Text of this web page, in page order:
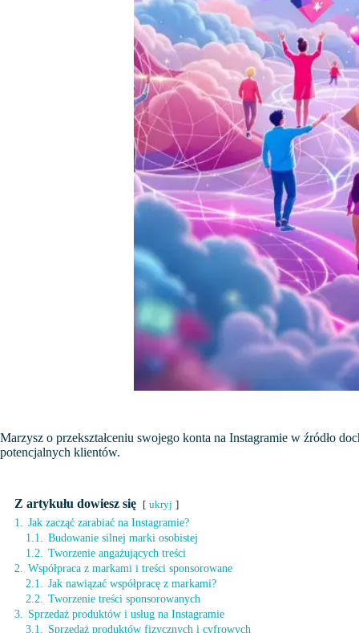
Marzysz o przekształceniu swojego konta na Instagramie w źródło
potencjalnych klientów.
Z artykułu dowiesz się ukryj
1.
Jak zacząć zarabiać na Instagramie?
1.1.
Budowanie silnej marki osobistej
1.2.
Tworzenie angażujących treści
2.
Współpraca z markami i treści sponsorowane
2.1.
Jak nawiązać współpracę z markami?
2.2.
Tworzenie treści sponsorowanych
3.
Sprzedaż produktów i usług na Instagramie
3.1.
Sprzedaż produktów fizycznych i cyfrowych